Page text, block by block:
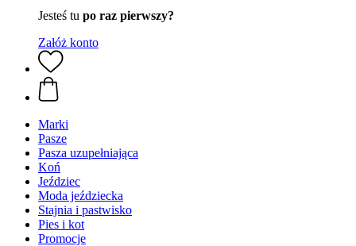
Jesteś tu po raz pierwszy?
Załóż konto
Marki
Pasze
Pasza uzupełniająca
Koń
Jeździec
Moda jeździecka
Stajnia i pastwisko
Pies i kot
Promocje